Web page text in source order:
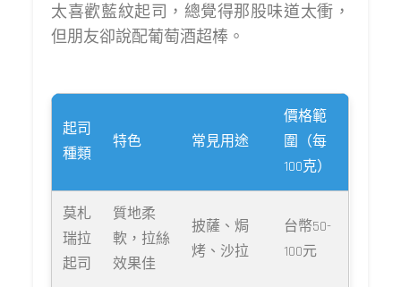
太喜歡藍紋起司，總覺得那股味道太衝，
但朋友卻說配葡萄酒超棒。
起司
種類
特色 常見用途
價格範
圍（每
100克）
莫札
瑞拉
起司
質地柔
軟，拉絲
效果佳
披薩、焗
烤、沙拉
台幣50-
100元